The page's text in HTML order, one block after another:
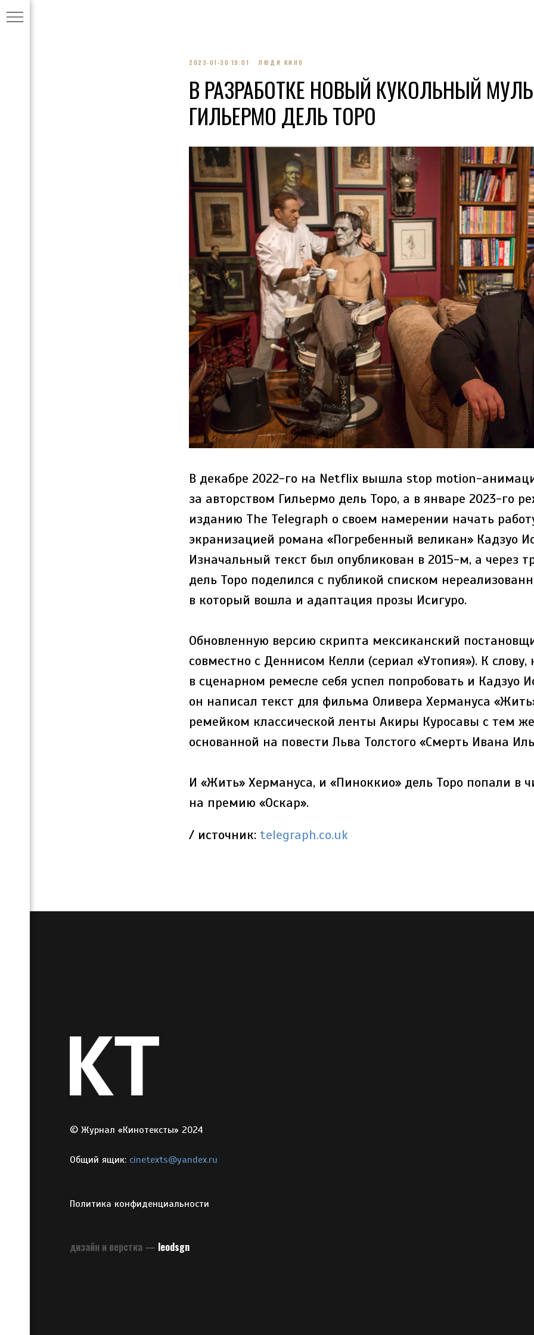
2023-01-30 19:01 ЛЮДИ КИНО
В РАЗРАБОТКЕ НОВЫЙ КУКОЛЬНЫЙ
ГИЛЬЕРМО ДЕЛЬ ТОРО
В декабре 2022-го на Netflix вышла stop motion-
за авторством Гильермо дель Торо, а в январе 2023-го
изданию The Telegraph о своем намерении начать
экранизацией романа «Погребенный великан» Кадзуо
Изначальный текст был опубликован в 2015-м, а через
дель Торо поделился с публикой списком
в который вошла и адаптация прозы Исигуро.
Обновленную версию скрипта мексиканский
совместно с Деннисом Келли (сериал «Утопия»). К слову,
в сценарном ремесле себя успел попробовать и Кадзуо
он написал текст для фильма Оливера Хермануса
ремейком классической ленты Акиры Куросавы с тем
основанной на повести Льва Толстого «Смерть Ивана
И «Жить» Хермануса, и «Пиноккио» дель Торо попали в
на премию «Оскар».
/ источник: telegraph.co.uk
© Журнал «Кинотексты» 2024
Общий ящик: cinetexts@yandex.ru
Политика конфиденциальности
дизайн и верстка — leodsgn